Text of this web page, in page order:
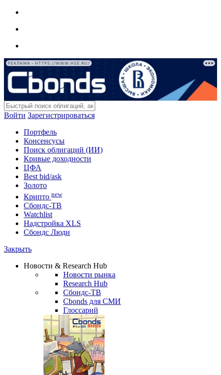
РЕКЛАМА • HTTPS://WWW.HSE.RU/
Войти Зарегистрироваться
Портфель
Консенсусы
Поиск облигаций (ИИ)
Кривые доходности
ЦФА
Best bid/ask
Золото
Крипто new
Сбондс-ТВ
Watchlist
Надстройка XLS
Сбондс Люди
Закрыть
Новости & Research Hub
Новости рынка
Research Hub
Сбондс-ТВ
Cbonds для СМИ
Глоссарий